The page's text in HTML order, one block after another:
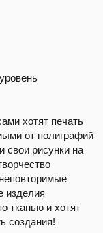
хотят печать
от полиграфий
свои рисунки на
изделия
тканью и хотят
создания!